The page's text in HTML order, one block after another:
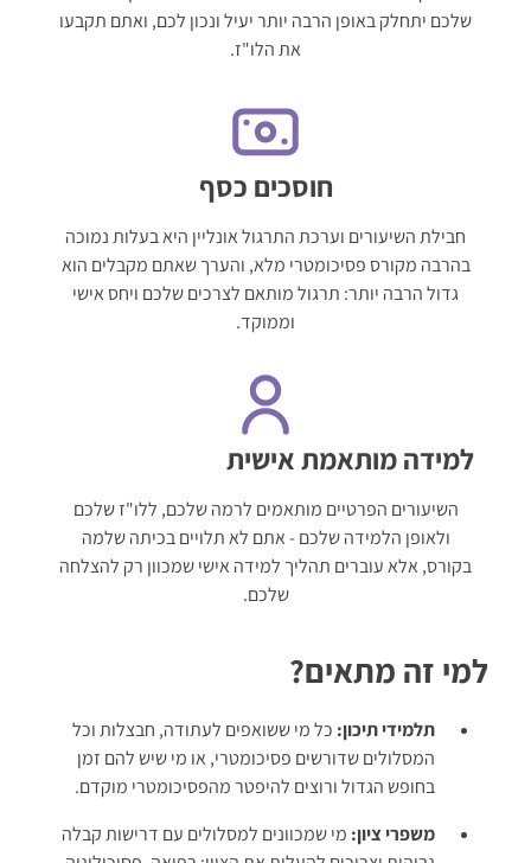
שלכם יתחלק באופן הרבה יותר יעיל ונכון לכם, ואתם תקבעו
את הלו"ז.
חוסכים כסף
חבילת השיעורים וערכת התרגול אונליין היא בעלות נמוכה
בהרבה מקורס פסיכומטרי מלא, והערך שאתם מקבלים הוא
גדול הרבה יותר: תרגול מותאם לצרכים שלכם ויחס אישי
וממוקד.
למידה מותאמת אישית
השיעורים הפרטיים מותאמים לרמה שלכם, ללו"ז שלכם
ולאופן הלמידה שלכם - אתם לא תלויים בכיתה שלמה
בקורס, אלא עוברים תהליך למידה אישי שמכוון רק להצלחה
שלכם.
למי זה מתאים?
תלמידי תיכון: כל מי ששואפים לעתודה, חבצלות וכל
המסלולים שדורשים פסיכומטרי, או מי שיש להם זמן
בחופש הגדול ורוצים להיפטר מהפסיכומטרי מוקדם.
משפרי ציון: מי שמכוונים למסלולים עם דרישות קבלה